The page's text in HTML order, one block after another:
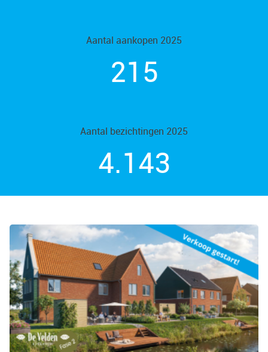
Aantal aankopen 2025
215
Aantal bezichtingen 2025
4.226